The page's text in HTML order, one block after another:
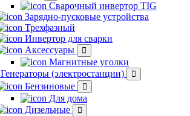
Сварочный инвертор TIG
Зарядно-пусковые устройства
Трехфазный
Инвертор для сварки
Аксессуары
Магнитные уголки
Генераторы (электростанции)
Бензиновые
Для дома
Дизельные